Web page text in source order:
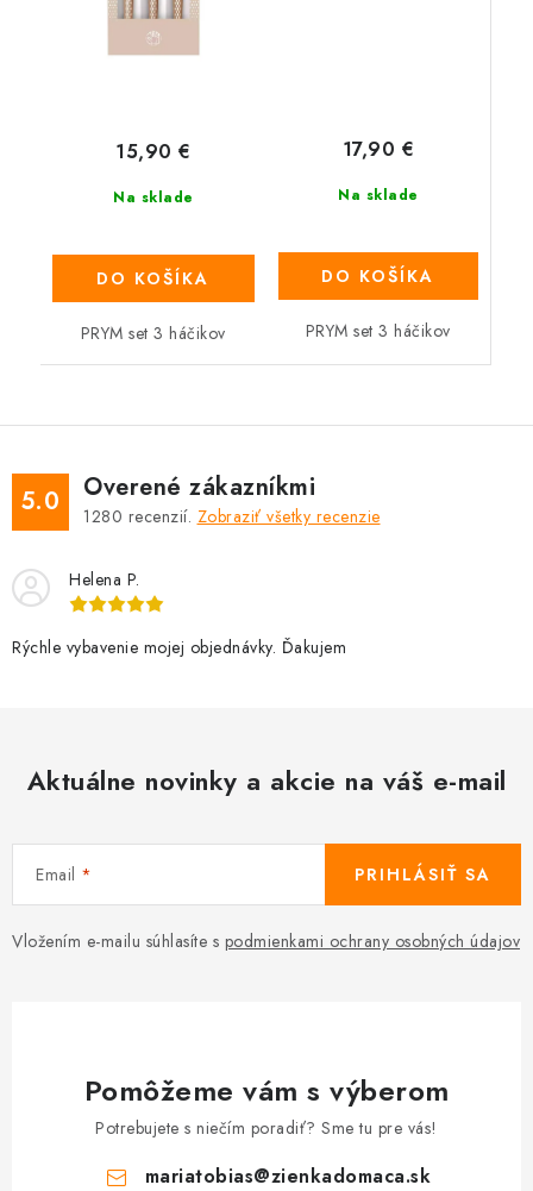
Na sklade
15,90 €
DO KOŠÍKA
PRYM set 3 háčikov
Na sklade
17,90 €
DO KOŠÍKA
PRYM set 3 háčikov
5.0 Overené zákazníkmi
1280 recenzií. Zobraziť všetky recenzie
Helena P.
Rýchle vybavenie mojej objednávky. Ďakujem
Aktuálne novinky a akcie na váš e-mail
Email
Vložením e-mailu súhlasíte s podmienkami ochrany osobných údajov
PRIHLÁSIŤ SA
Pomôžeme vám s výberom
Potrebujete s niečím poradiť? Sme tu pre vás!
mariatobias@zienkadomaca.sk